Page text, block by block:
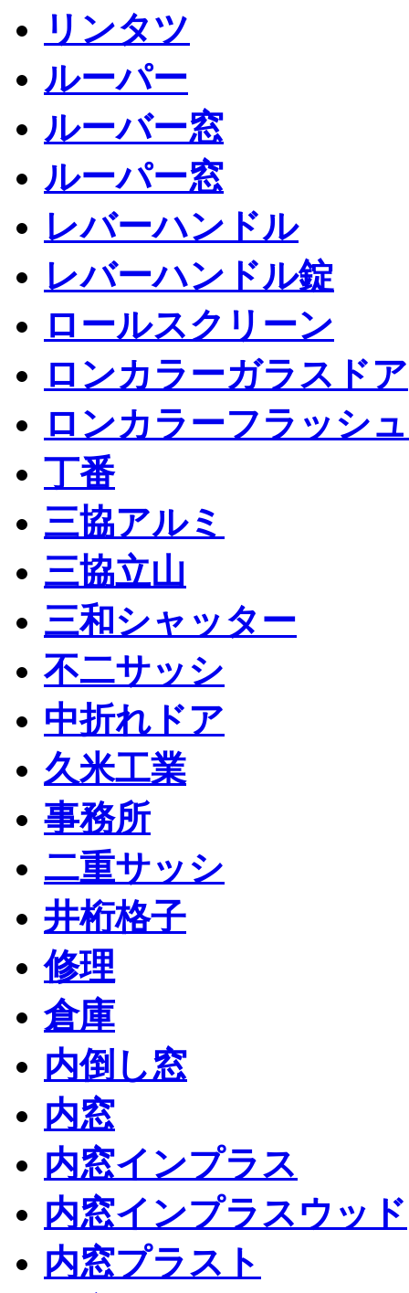
リンタツ
ルーパー
ルーバー窓
ルーパー窓
レバーハンドル
レバーハンドル錠
ロールスクリーン
ロンカラーガラスドア
ロンカラーフラッシ
丁番
三協アルミ
三協立山
三和シャッター
不二サッシ
中折れドア
久米工業
事務所
二重サッシ
井桁格子
修理
倉庫
内倒し窓
内窓
内窓インプラス
内窓インプラスウッド
内窓プラスト